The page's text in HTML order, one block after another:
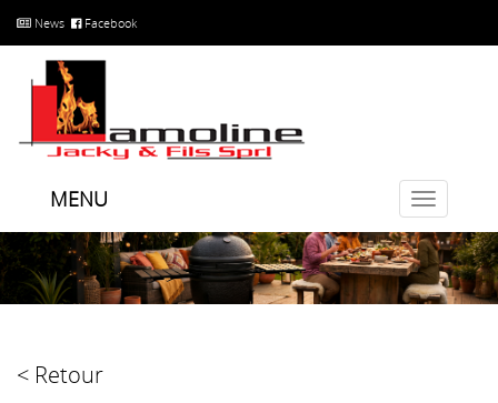
News Facebook
Toggle
MENU
< Retour